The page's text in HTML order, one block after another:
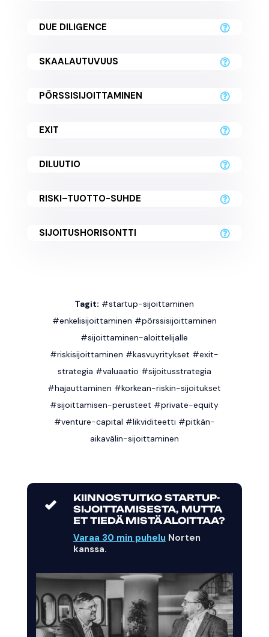
DUE DILIGENCE
SKAALAUTUVUUS
PÖRSSISIJOITTAMINEN
EXIT
DILUUTIO
RISKI–TUOTTO-SUHDE
SIJOITUSHORISONTTI
Tagit: #startup-sijoittaminen
#enkelisijoittaminen #pörssisijoittaminen
#sijoittaminen-aloittelijalle
#riskisijoittaminen #kasvuyritykset #exit-
strategia #valuaatio #sijoitusstrategia
#hajauttaminen #korkean-riskin-sijoitukset
#sijoittamisen-perusteet #private-equity
#venture-capital #likviditeetti #pitkän-
aikavälin-sijoittaminen
KIINNOSTUITKO STARTUP-
SIJOITTAMISESTA, MUTTA
ET TIEDÄ MISTÄ ALOITTAA?
Varaa 30 min puhelu Norten
kanssa.